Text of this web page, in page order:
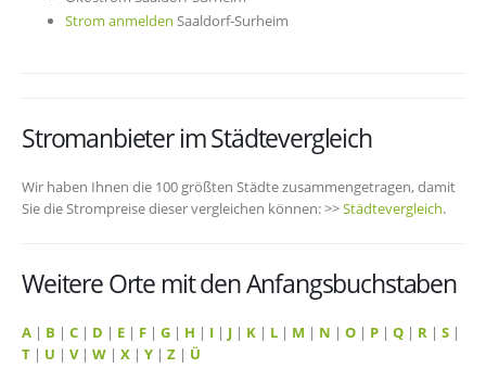
Strom anmelden Saaldorf-Surheim
Stromanbieter im Städtevergleich
Wir haben Ihnen die 100 größten Städte zusammengetragen, damit
Sie die Strompreise dieser vergleichen können: >>Städtevergleich.
Weitere Orte mit den Anfangsbuchstaben
A | B | C | D | E | F | G | H | I | J | K | L | M | N | O | P | Q | R | S |
T | U | V| W | X | Y | Z | Ü